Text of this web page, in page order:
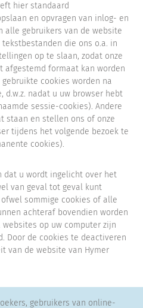
hier standaard
en opvragen van inlog- en
alle gebruikers van de website
die ons o.a. in
op te slaan, zodat onze
afgestemd formaat kan worden
cookies worden na
d.w.z. nadat u uw browser hebt
sessie-cookies). Andere
staan en stellen ons of onze
tijdens het volgende bezoek te
cookies).
dat u wordt ingelicht over het
van geval tot geval kunt
sommige cookies of alle
achteraf bovendien worden
op uw computer zijn
Door de cookies te deactiveren
van de website van Hymer
gebruikers van online-